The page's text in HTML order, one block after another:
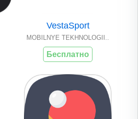
VestaSport
MOBILNYE TEKHNOLOGII..
Бесплатно